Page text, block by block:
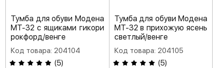
Тумба для обуви Модена
МТ-32 с ящиками гикори
рокфорд/венге
Код товара: 204104
(5)
Тумба для обуви Модена
МТ-32 в прихожую ясень
светлый/венге
Код товара: 204105
(5)